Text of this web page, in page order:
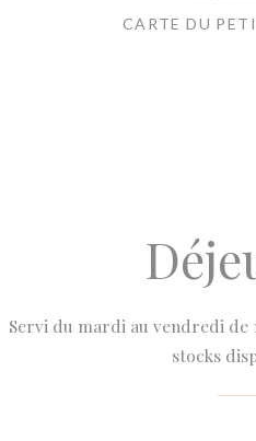
CARTE DU
Servi du mardi au vendredi de
stocks